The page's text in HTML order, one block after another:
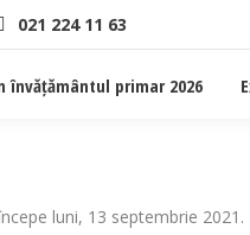
021 224 11 63
învățământul primar 2026
luni, 13 septembrie